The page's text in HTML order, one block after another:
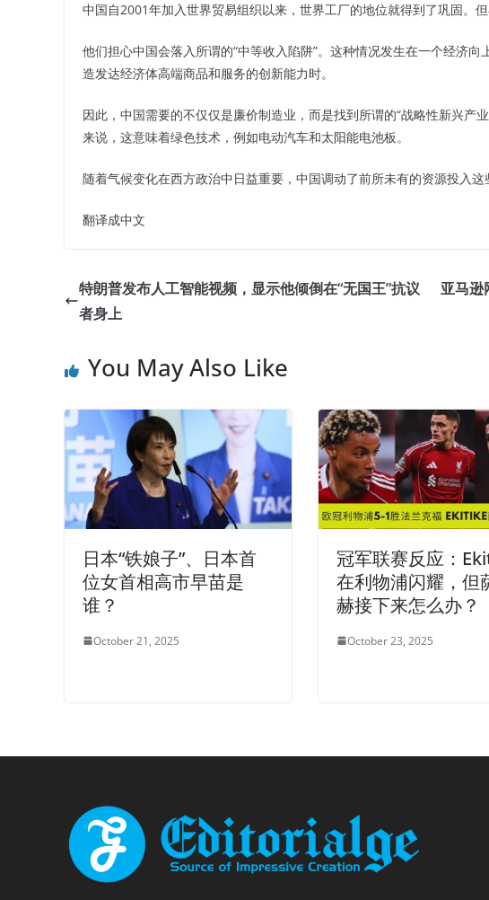
中国自2001年加入世界贸易组织以来，世界工厂的地位就得到了巩固。
他们担心中国会落入所谓的“中等收入陷阱”。这种情况发生在一个经济
造发达经济体高端商品和服务的创新能力时。
因此，中国需要的不仅仅是廉价制造业，而是找到所谓的“战略性新兴
来说，这意味着绿色技术，例如电动汽车和太阳能电池板。
随着气候变化在西方政治中日益重要，中国调动了前所未有的资源投入这
翻译成中文
特朗普发布人工智能视频，显示他倾倒在“无国王”抗议
者身上
亚马逊
You May Also Like
日本“铁娘子”、日本首
位女首相高市早苗是
谁？
October 21, 2025
冠军联赛反应：
在利物浦闪耀，但
赫接下来怎么办？
October 23, 2025